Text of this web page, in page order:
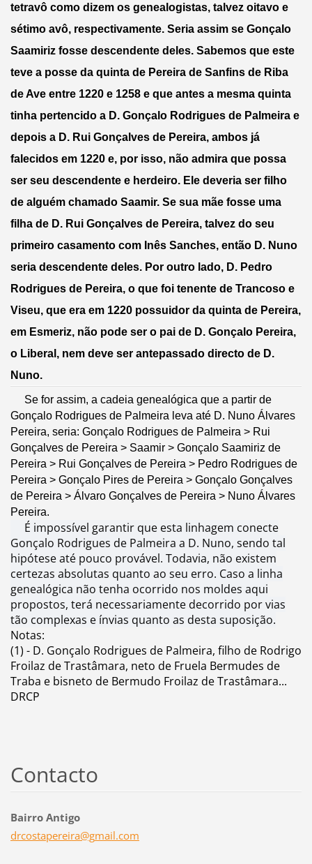
tetravô como dizem os genealogistas, talvez oitavo e
sétimo avô, respectivamente. Seria assim se Gonçalo
Saamiriz fosse descendente deles. Sabemos que este
teve a posse da quinta de Pereira de Sanfins de Riba
de Ave entre 1220 e 1258 e que antes a mesma quinta
tinha pertencido a D. Gonçalo Rodrigues de Palmeira e
depois a D. Rui Gonçalves de Pereira, ambos já
falecidos em 1220 e, por isso, não admira que possa
ser seu descendente e herdeiro. Ele deveria ser filho
de alguém chamado Saamir. Se sua mãe fosse uma
filha de D. Rui Gonçalves de Pereira, talvez do seu
primeiro casamento com Inês Sanches, então D. Nuno
seria descendente deles. Por outro lado, D. Pedro
Rodrigues de Pereira, o que foi tenente de Trancoso e
Viseu, que era em 1220 possuidor da quinta de Pereira,
em Esmeriz, não pode ser o pai de D. Gonçalo Pereira,
o Liberal, nem deve ser antepassado directo de D.
Nuno.
Se for assim, a cadeia genealógica que a partir de
Gonçalo Rodrigues de Palmeira leva até D. Nuno Álvares
Pereira, seria: Gonçalo Rodrigues de Palmeira > Rui
Gonçalves de Pereira > Saamir > Gonçalo Saamiriz de
Pereira > Rui Gonçalves de Pereira > Pedro Rodrigues de
Pereira > Gonçalo Pires de Pereira > Gonçalo Gonçalves
de Pereira > Álvaro Gonçalves de Pereira > Nuno Álvares
Pereira.
É impossível garantir que esta linhagem conecte
Gonçalo Rodrigues de Palmeira a D. Nuno, sendo tal
hipótese até pouco provável. Todavia, não existem
certezas absolutas quanto ao seu erro. Caso a linha
genealógica não tenha ocorrido nos moldes aqui
propostos, terá necessariamente decorrido por vias
tão complexas e ínvias quanto as desta suposição.
Notas:
(1) - D. Gonçalo Rodrigues de Palmeira, filho de Rodrigo
Froilaz de Trastâmara, neto de Fruela Bermudes de
Traba e bisneto de Bermudo Froilaz de Trastâmara...
DRCP
Contacto
Bairro Antigo
drcostapereira@gmail.com